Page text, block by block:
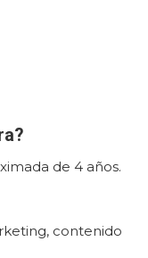
de 4 años.
contenido